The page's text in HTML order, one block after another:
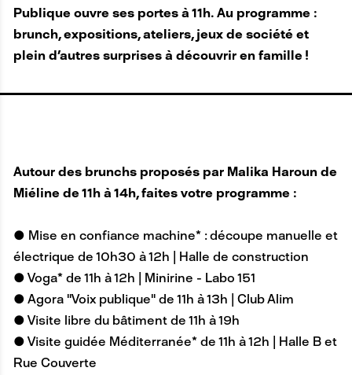
Publique ouvre ses portes à 11h. Au programme :
brunch, expositions, ateliers, jeux de société et
plein d'autres surprises à découvrir en famille !
Autour des brunchs proposés par Malika Haroun de
Miéline de 11h à 14h, faites votre programme :
● Mise en confiance machine* : découpe manuelle et
électrique de 10h30 à 12h | Halle de construction
● Voga* de 11h à 12h | Minirine - Labo 151
● Agora "Voix publique" de 11h à 13h | Club Alim
● Visite libre du bâtiment de 11h à 19h
● Visite guidée Méditerranée* de 11h à 12h | Halle B et
Rue Couverte